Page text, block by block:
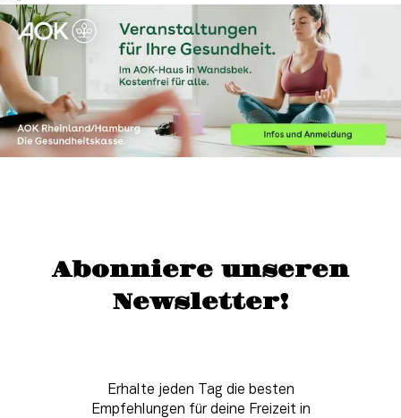
Abonniere unseren
Newsletter!
Erhalte jeden Tag die besten
Empfehlungen für deine Freizeit in